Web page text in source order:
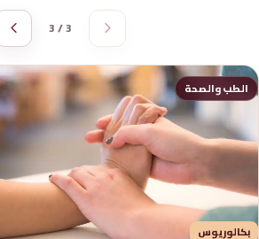
3 / 3
الطب والصحة
بكالوريوس